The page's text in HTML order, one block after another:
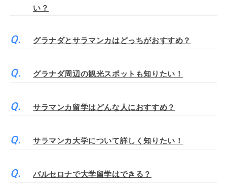
い？
グラナダとサラマンカはどっちがおすすめ？
グラナダ周辺の観光スポットも知りたい！
サラマンカ留学はどんな人におすすめ？
サラマンカ大学について詳しく知りたい！
バルセロナで大学留学はできる？